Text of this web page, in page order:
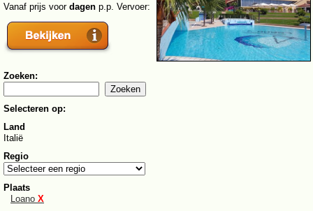
Vanaf prijs voor dagen p.p. Vervoer:
Zoeken:
Selecteren op:
Land
Italië
Regio
Plaats
Loano X